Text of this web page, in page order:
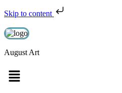
Skip to content
August Art